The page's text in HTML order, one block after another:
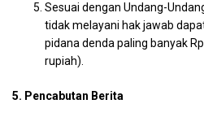
Sesuai dengan Undang-
tidak melayani hak jawab
pidana denda paling banyak
rupiah).
5. Pencabutan Berita